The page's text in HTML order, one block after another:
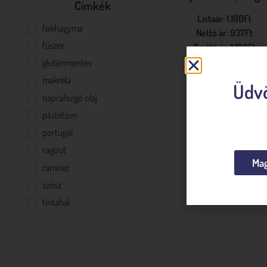
Címkék
fokhagyma
fűszer
gluténmentes
makréla
napraforgó olaj
pástétom
portugál
ragout
ramirez
szósz
tintahal
Listaár:1,190Ft
Nettó ár: 937Ft
Bruttó ár:1,190Ft
Kosárba teszem